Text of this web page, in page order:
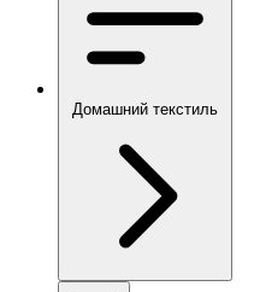
Домашний текстиль